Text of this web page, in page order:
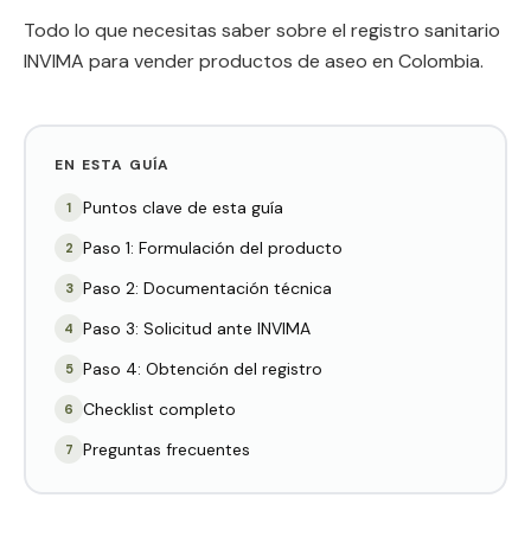
Todo lo que necesitas saber sobre el registro sanitario
INVIMA para vender productos de aseo en Colombia.
EN ESTA GUÍA
1 Puntos clave de esta guía
2 Paso 1: Formulación del producto
3 Paso 2: Documentación técnica
4 Paso 3: Solicitud ante INVIMA
5 Paso 4: Obtención del registro
6 Checklist completo
7 Preguntas frecuentes